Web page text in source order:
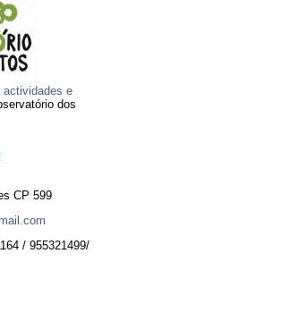
actividades e
dos
CP 599
/ 955321499/